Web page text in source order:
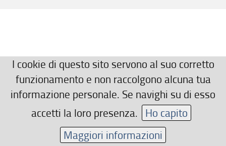
I cookie di questo sito servono al suo corretto
funzionamento e non raccolgono alcuna tua
informazione personale. Se navighi su di esso
accetti la loro presenza. Ho capito
Maggiori informazioni